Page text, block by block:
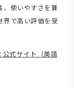
、使いやすさを兼
界で高い評価を受
公式サイト（英語